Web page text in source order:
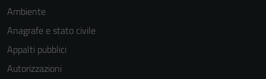
Ambiente
Anagrafe e stato civile
Appalti pubblici
Autorizzazioni